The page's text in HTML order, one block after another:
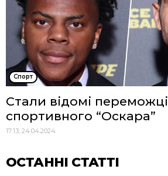
Спорт
Стали відомі переможці
спортивного “Оскара”
17:13, 24.04.2024
ОСТАННІ СТАТТІ